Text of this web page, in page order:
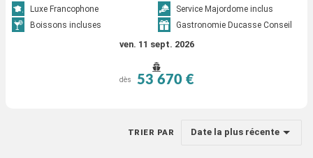
Luxe Francophone
Service Majordome inclus
Boissons incluses
Gastronomie Ducasse Conseil
ven. 11 sept. 2026
dès 53 670 €
TRIER PAR Date la plus récente